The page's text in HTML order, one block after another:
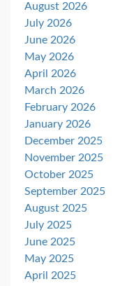
August 2026
July 2026
June 2026
May 2026
April 2026
March 2026
February 2026
January 2026
December 2025
November 2025
October 2025
September 2025
August 2025
July 2025
June 2025
May 2025
April 2025